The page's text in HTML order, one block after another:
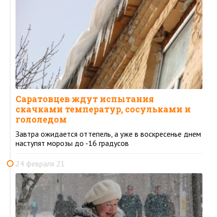
Саратовцев ждут испытания
скачками температур, сосульками и
гололедом
Завтра ожидается оттепель, а уже в воскресенье днем
наступят морозы до -16 градусов
24 февраля 21